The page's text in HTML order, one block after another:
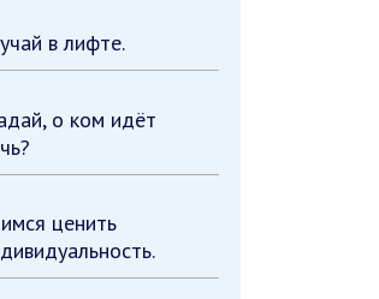
в лифте.
о ком идёт
ценить